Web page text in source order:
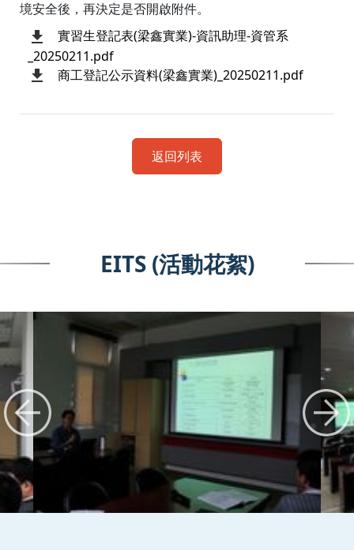
境安全後，再決定是否開啟附件。
實習生登記表(梁鑫實業)-資訊助理-資管系
_20250211.pdf
商工登記公示資料(梁鑫實業)_20250211.pdf
返回列表
EITS (活動花絮)